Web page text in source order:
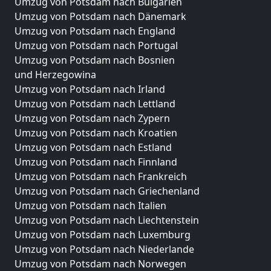
Umzug von Potsdam nach Dänemark
Umzug von Potsdam nach England
Umzug von Potsdam nach Portugal
Umzug von Potsdam nach Bosnien
und Herzegowina
Umzug von Potsdam nach Irland
Umzug von Potsdam nach Lettland
Umzug von Potsdam nach Zypern
Umzug von Potsdam nach Kroatien
Umzug von Potsdam nach Estland
Umzug von Potsdam nach Finnland
Umzug von Potsdam nach Frankreich
Umzug von Potsdam nach Griechenland
Umzug von Potsdam nach Italien
Umzug von Potsdam nach Liechtenstein
Umzug von Potsdam nach Luxemburg
Umzug von Potsdam nach Niederlande
Umzug von Potsdam nach Norwegen